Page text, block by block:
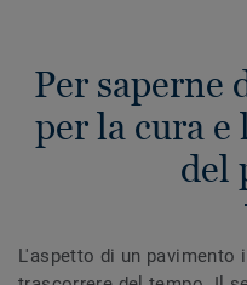
Per saperne
per la cura e
del
L'aspetto di un pavimento